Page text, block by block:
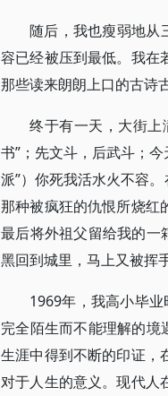
随后，我也瘦弱地从
容已经被压到最低。我在
那些读来朗朗上口的古诗
终于有一天，大街上
书”；先文斗，后武斗；今
派”）你死我活水火不容
那种被疯狂的仇恨所烧红
最后将外祖父留给我的一
黑回到城里，马上又被挥
1969年，我高小毕
完全陌生而不能理解的境
生涯中得到不断的印证，
对于人生的意义。现代人